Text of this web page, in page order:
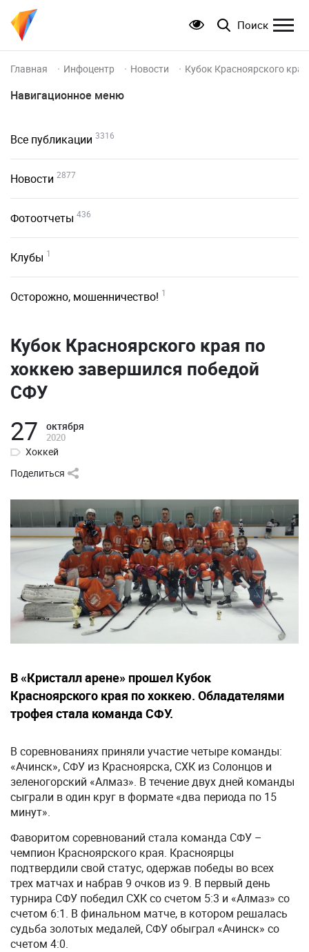
Поиск
Главная Инфоцентр Новости Кубок Красноярского
Навигационное меню
Все публикации 3316
Новости 2877
Фотоотчеты 436
Клубы 1
Осторожно, мошенничество! 1
Кубок Красноярского края по
хоккею завершился победой
СФУ
27 октября
2020
Хоккей
Поделиться
В «Кристалл арене» прошел Кубок
Красноярского края по хоккею. Обладателями
трофея стала команда СФУ.
В соревнованиях приняли участие четыре команды:
«Ачинск», СФУ из Красноярска, СХК из Солонцов и
зеленогорский «Алмаз». В течение двух дней команды
сыграли в один круг в формате «два периода по 15
минут».
Фаворитом соревнований стала команда СФУ –
чемпион Красноярского края. Красноярцы
подтвердили свой статус, одержав победы во всех
трех матчах и набрав 9 очков из 9. В первый день
турнира СФУ победил СХК со счетом 5:3 и «Алмаз» со
счетом 6:1. В финальном матче, в котором решалась
судьба золотых медалей, СФУ обыграл «Ачинск» со
счетом 4:0.